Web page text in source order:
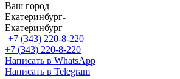
Ваш город
Екатеринбург
Екатеринбург
+7 (343) 220-8-220
+7 (343) 220-8-220
Написать в WhatsApp
Написать в Telegram